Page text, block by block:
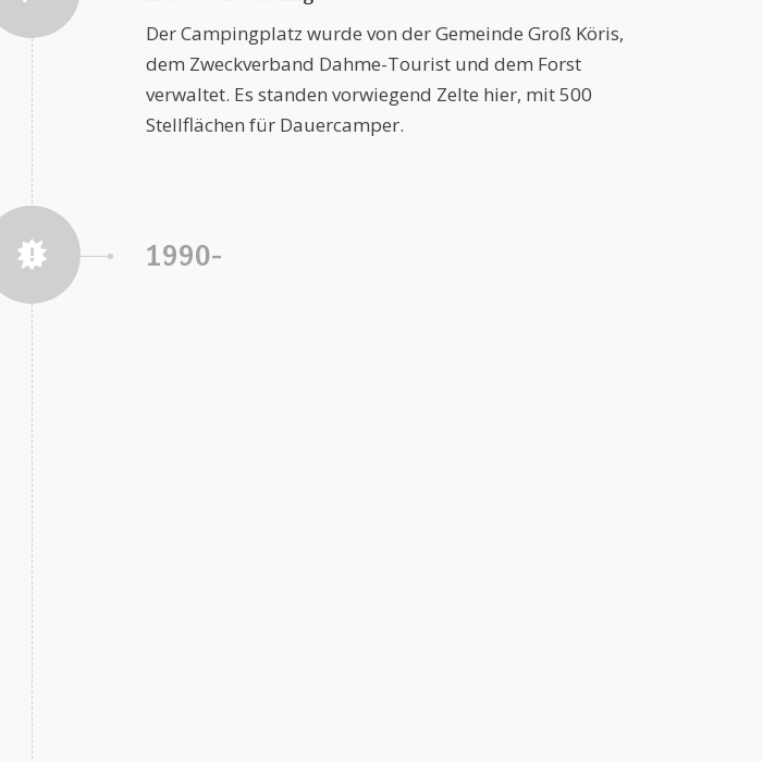
Der Campingplatz wurde von der Gemeinde Groß Köris,
dem Zweckverband Dahme-Tourist und dem Forst
verwaltet. Es standen vorwiegend Zelte hier, mit 500
Stellflächen für Dauercamper.
1990-